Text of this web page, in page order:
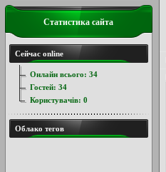
Статистика сайта
Сейчас online
Онлайн всього: 34
Гостей: 34
Користувачів: 0
Облако тегов